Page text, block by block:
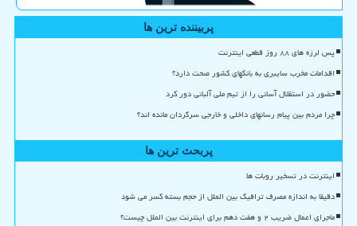
پربیننده ترین ها
پس لرزه های ۸۸ روز قطعی اینترنت
اقدامات مخرب سایبری به بانکهای کشور صحت دارد؟
حضور در استقلال آسانی را از تیم ملی آلبانی دور کرد
چرا مردم بین پیام رسانهای داخلی و خارجی سرگردان مانده اند؟
پربحث ترین ها
اینترنت در تسخیر روبات ها
دقیقا به اندازه مصرف ترافیک بین الملل از حجم بسته کسر می شود
ماجرای اعمال ضریب ۲ و هفت دهم برای اینترنت بین الملل چیست؟